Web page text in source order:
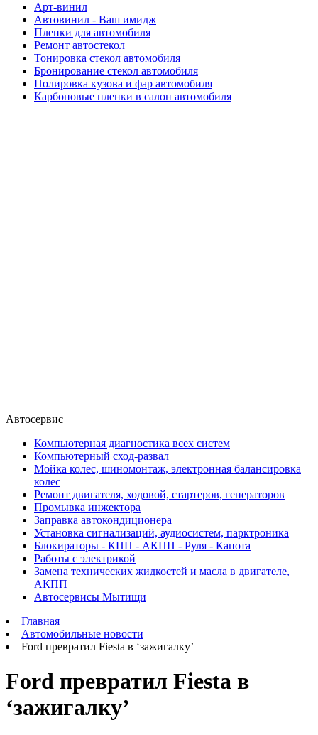
Арт-винил
Автовинил - Ваш имидж
Пленки для автомобиля
Ремонт автостекол
Тонировка стекол автомобиля
Бронирование стекол автомобиля
Полировка кузова и фар автомобиля
Карбоновые пленки в салон автомобиля
Автосервис
Компьютерная диагностика всех систем
Компьютерный сход-развал
Мойка колес, шиномонтаж, электронная балансировка
колес
Ремонт двигателя, ходовой, стартеров, генераторов
Промывка инжектора
Заправка автокондиционера
Установка сигнализаций, аудиосистем, парктроника
Блокираторы - КПП - АКПП - Руля - Капота
Работы с электрикой
Замена технических жидкостей и масла в двигателе,
АКПП
Автосервисы Мытищи
Главная
Автомобильные новости
Ford превратил Fiesta в ‘зажигалку’
Ford превратил Fiesta в
‘зажигалку’